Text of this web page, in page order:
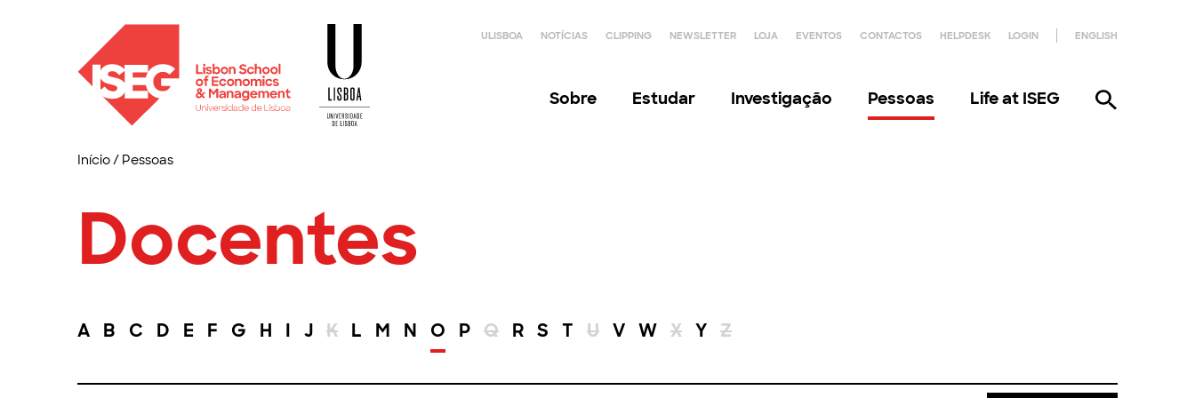
ULISBOA NOTÍCIAS CLIPPING NEWSLETTER LOJA EVENTOS CONTACTOS HELPDESK LOGIN ENGLISH
Sobre Estudar Investigação Pessoas Life at ISEG
Início/ Pessoas
Docentes
A B C D E F G H I J K L M N O P Q R S T U V W X Y Z